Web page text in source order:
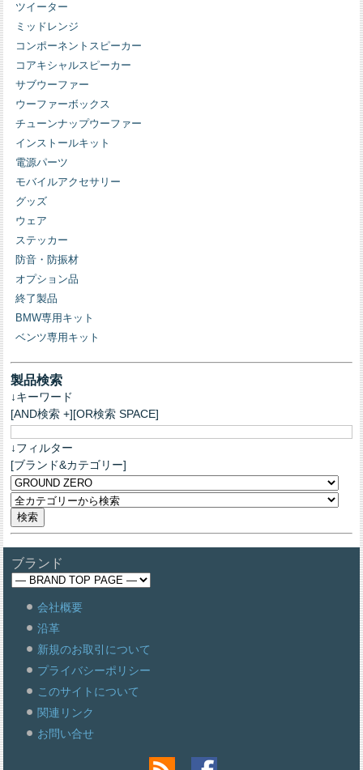
ツイーター
ミッドレンジ
コンポーネントスピーカー
コアキシャルスピーカー
サブウーファー
ウーファーボックス
チューンナップウーファー
インストールキット
電源パーツ
モバイルアクセサリー
グッズ
ウェア
ステッカー
防音・防振材
オプション品
終了製品
BMW専用キット
ベンツ専用キット
製品検索
↓キーワード
[AND検索 +][OR検索 SPACE]
↓フィルター
[ブランド&カテゴリー]
ブランド
会社概要
沿革
新規のお取引について
プライバシーポリシー
このサイトについて
関連リンク
お問い合せ